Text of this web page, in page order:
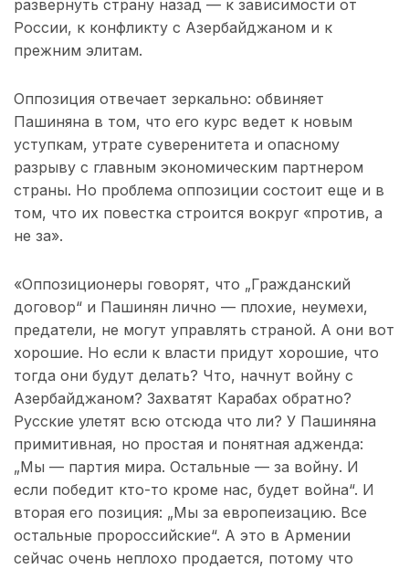
развернуть страну назад — к зависимости от
России, к конфликту с Азербайджаном и к
прежним элитам.
Оппозиция отвечает зеркально: обвиняет
Пашиняна в том, что его курс ведет к новым
уступкам, утрате суверенитета и опасному
разрыву с главным экономическим партнером
страны. Но проблема оппозиции состоит еще и в
том, что их повестка строится вокруг «против, а
не за».
«Оппозиционеры говорят, что „Гражданский
договор“ и Пашинян лично — плохие, неумехи,
предатели, не могут управлять страной. А они вот
хорошие. Но если к власти придут хорошие, что
тогда они будут делать? Что, начнут войну с
Азербайджаном? Захватят Карабах обратно?
Русские улетят всю отсюда что ли? У Пашиняна
примитивная, но простая и понятная адженда:
„Мы — партия мира. Остальные — за войну. И
если победит кто-то кроме нас, будет война“. И
вторая его позиция: „Мы за европеизацию. Все
остальные пророссийские“. А это в Армении
сейчас очень неплохо продается, потому что